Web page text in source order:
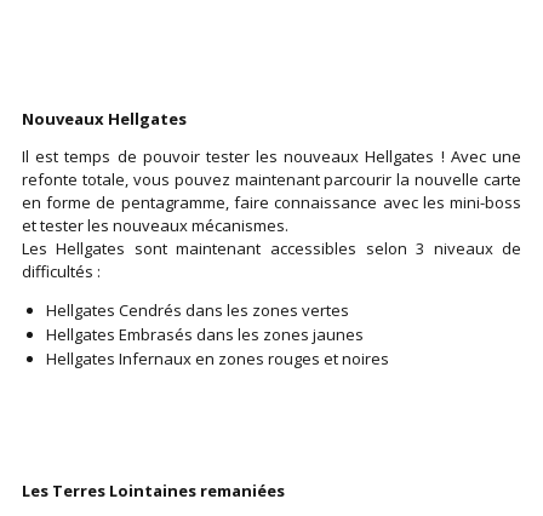
Nouveaux Hellgates
Il est temps de pouvoir tester les nouveaux Hellgates ! Avec une
refonte totale, vous pouvez maintenant parcourir la nouvelle carte
en forme de pentagramme, faire connaissance avec les mini-boss
et tester les nouveaux mécanismes.
Les Hellgates sont maintenant accessibles selon 3 niveaux de
difficultés :
Hellgates Cendrés dans les zones vertes
Hellgates Embrasés dans les zones jaunes
Hellgates Infernaux en zones rouges et noires
Les Terres Lointaines remaniées